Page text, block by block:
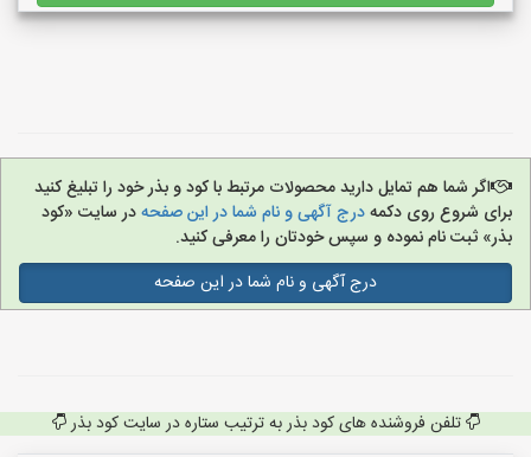
اگر شما هم تمایل دارید محصولات مرتبط با کود و بذر خود را تبلیغ کنید
برای شروع روی دکمهدرج آگهی و نام شما در این صفحهدر سایت «کود
بذر» ثبت نام نموده و سپس خودتان را معرفی کنید.
درج آگهی و نام شما در این صفحه
تلفن فروشنده های کود بذر به ترتیب ستاره در سایت کود بذر